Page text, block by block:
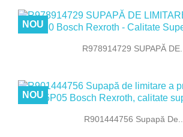
R978914729 SUPAPĂ DE...
NOU
R901444756 Supapă De...
NOU